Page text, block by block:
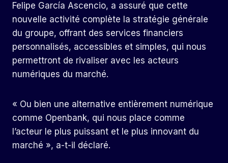
Felipe García Ascencio, a assuré que cette
nouvelle activité complète la stratégie générale
du groupe, offrant des services financiers
personnalisés, accessibles et simples, qui nous
permettront de rivaliser avec les acteurs
numériques du marché.
« Ou bien une alternative entièrement numérique
comme Openbank, qui nous place comme
l’acteur le plus puissant et le plus innovant du
marché », a-t-il déclaré.